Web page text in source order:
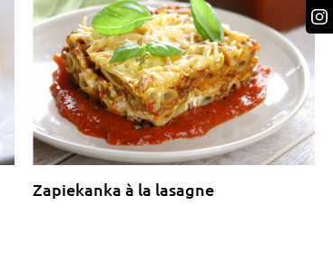
Zapiekanka à la lasagne